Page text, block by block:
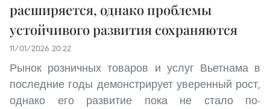
расширяется, однако проблемы
устойчивого развития сохраняются
11/01/2026 20:22
Рынок розничных товаров и услуг Вьетнама в
последние годы демонстрирует уверенный рост,
однако его развитие пока не стало по-